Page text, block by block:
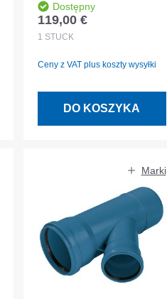
Bend 45°
DN/OD200 Blue
Dostępny
Cena regularna:
119,00 €
1 STÜCK
Ceny z VAT plus koszty wysyłki
DO KOSZYKA
Marki